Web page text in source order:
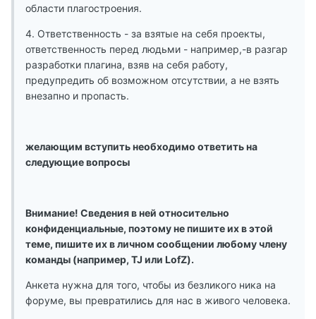
области плагостроения.
4. Ответственность - за взятые на себя проекты,
ответственность перед людьми - например,-в разгар
разработки плагина, взяв на себя работу,
предупредить об возможном отсутствии, а не взять
внезапно и пропасть.
желающим вступить необходимо ответить на
следующие вопросы
Внимание! Сведения в ней относительно
конфиденциальные, поэтому не пишите их в этой
теме, пишите их в личном сообщении любому члену
команды (например, TJ или LofZ).
Анкета нужна для того, чтобы из безликого ника на
форуме, вы превратились для нас в живого человека.